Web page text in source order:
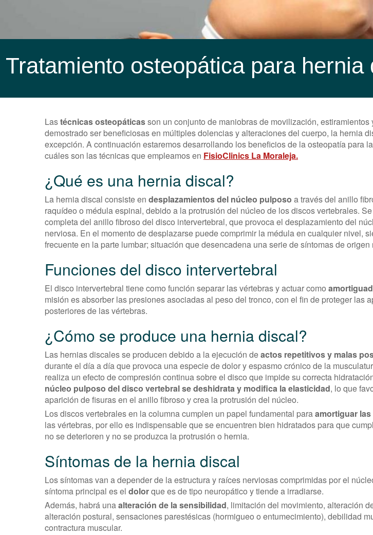
Tratamiento osteopática para
Lastécnicas osteopáticasson un conjunto de maniobras de movilización, estiramientos
demostrado ser beneficiosas en múltiples dolencias y alteraciones del cuerpo, la hernia
excepción. A continuación estaremos desarrollando los beneficios de la osteopatía para
cuáles son las técnicas que empleamos en FisioClinics La Moraleja.
¿Qué es una hernia discal?
La hernia discal consiste en desplazamientos del núcleo pulposo a través del anillo
raquídeo o médula espinal, debido a la protrusión del núcleo de los discos vertebrales.
completa del anillo fibroso del disco intervertebral, que provoca el desplazamiento del
nerviosa. En el momento de desplazarse puede comprimir la médula en cualquier nivel,
frecuente en la parte lumbar; situación que desencadena una serie de síntomas de origen
Funciones del disco intervertebral
El disco intervertebral tiene como función separar las vértebras y actuar como
misión es absorber las presiones asociadas al peso del tronco, con el fin de proteger las
posteriores de las vértebras.
¿Cómo se produce una hernia discal?
Las hernias discales se producen debido a la ejecución deactos repetitivos y malas
durante el día a día que provoca una especie de dolor y espasmo crónico de la
realiza un efecto de compresión continua sobre el disco que impide su correcta
núcleo pulposo del disco vertebral se deshidrata y modifica la elasticidad, lo que
aparición de fisuras en el anillo fibroso y crea la protrusión del núcleo.
Los discos vertebrales en la columna cumplen un papel fundamental paraamortiguar
las vértebras, por ello es indispensable que se encuentren bien hidratados para que
no se deterioren y no se produzca la protrusión o hernia.
Síntomas de la hernia discal
Los síntomas van a depender de la estructura y raíces nerviosas comprimidas por el
síntoma principal es el dolorque es de tipo neuropático y tiende a irradiarse.
Además, habrá unaalteración de la sensibilidad, limitación del movimiento, alteración
alteración postural, sensaciones parestésicas (hormigueo o entumecimiento), debilidad
contractura muscular.